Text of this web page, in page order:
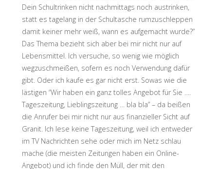
Dein Schultrinken nicht nachmittags noch austrinken,
statt es tagelang in der Schultasche rumzuschleppen
damit keiner mehr weiß, wann es aufgemacht wurde?”
Das Thema bezieht sich aber bei mir nicht nur auf
Lebensmittel. Ich versuche, so wenig wie möglich
wegzuschmeißen, sofern es noch Verwendung dafür
gibt. Oder ich kaufe es gar nicht erst. Sowas wie die
lästigen “Wir haben ein ganz tolles Angebot für Sie ….
Tageszeitung, Lieblingszeitung … bla bla” – da beißen
die Anrufer bei mir nicht nur aus finanzieller Sicht auf
Granit. Ich lese keine Tageszeitung, weil ich entweder
im TV Nachrichten sehe oder mich im Netz schlau
mache (die meisten Zeitungen haben ein Online-
Angebot) und ich finde den Müll, der mit den